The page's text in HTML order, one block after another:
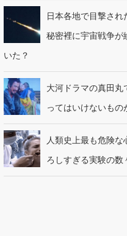
日本各地で目撃さ
秘密裡に宇宙戦争が
いた？
大河ドラマの真田
ってはいけないも
人類史上最も危険
ろしすぎる実験の